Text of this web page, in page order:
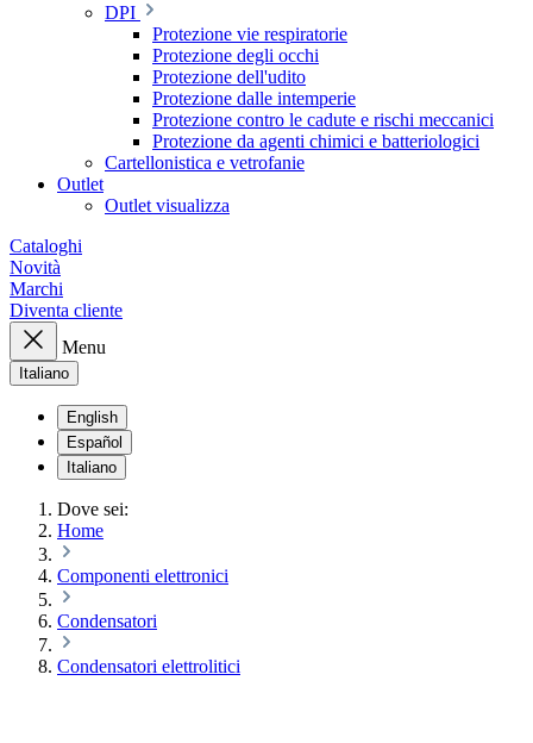
DPI
Protezione vie respiratorie
Protezione degli occhi
Protezione dell'udito
Protezione dalle intemperie
Protezione contro le cadute e rischi meccanici
Protezione da agenti chimici e batteriologici
Cartellonistica e vetrofanie
Outlet
Outlet visualizza
Cataloghi
Novità
Marchi
Diventa cliente
Menu
Italiano
English
Español
Italiano
Dove sei:
Home
Componenti elettronici
Condensatori
Condensatori elettrolitici